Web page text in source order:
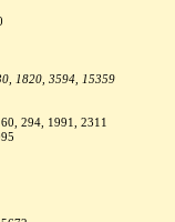
1820, 3594, 15359
294, 1991, 2311